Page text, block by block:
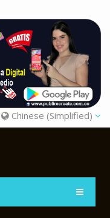
Chinese (Simplified)